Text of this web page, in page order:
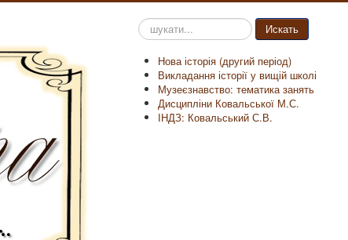
Пошук
на
Искать
Нова історія (другий період)
Викладання історії у вищій школі
Музеєзнавство: тематика занять
Дисципліни Ковальської М.С.
ІНДЗ: Ковальський С.В.